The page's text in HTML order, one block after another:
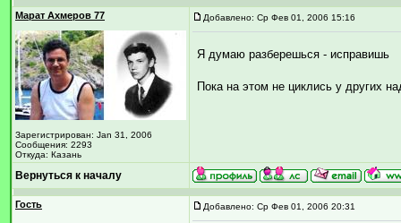
Марат Ахмеров 77
Зарегистрирован: Jan 31, 2006
Сообщения: 2293
Откуда: Казань
Добавлено: Ср Фев 01, 2006 15:16
Я думаю разберешься - исправишь
Пока на этом не циклись у других
Вернуться к началу
Гость Добавлено: Ср Фев 01, 2006 20:31